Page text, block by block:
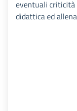
eventuali criticità
didattica ed